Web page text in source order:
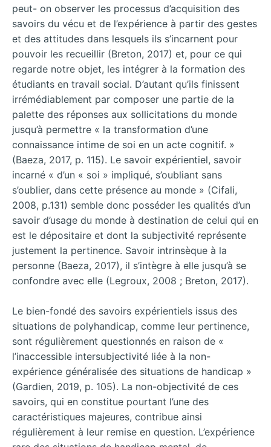
peut- on observer les processus d’acquisition des
savoirs du vécu et de l’expérience à partir des gestes
et des attitudes dans lesquels ils s’incarnent pour
pouvoir les recueillir (Breton, 2017) et, pour ce qui
regarde notre objet, les intégrer à la formation des
étudiants en travail social. D’autant qu’ils finissent
irrémédiablement par composer une partie de la
palette des réponses aux sollicitations du monde
jusqu’à permettre « la transformation d’une
connaissance intime de soi en un acte cognitif. »
(Baeza, 2017, p. 115). Le savoir expérientiel, savoir
incarné « d’un « soi » impliqué, s’oubliant sans
s’oublier, dans cette présence au monde » (Cifali,
2008, p.131) semble donc posséder les qualités d’un
savoir d’usage du monde à destination de celui qui en
est le dépositaire et dont la subjectivité représente
justement la pertinence. Savoir intrinsèque à la
personne (Baeza, 2017), il s’intègre à elle jusqu’à se
confondre avec elle (Legroux, 2008 ; Breton, 2017).
Le bien-fondé des savoirs expérientiels issus des
situations de polyhandicap, comme leur pertinence,
sont régulièrement questionnés en raison de «
l’inaccessible intersubjectivité liée à la non-
expérience généralisée des situations de handicap »
(Gardien, 2019, p. 105). La non-objectivité de ces
savoirs, qui en constitue pourtant l’une des
caractéristiques majeures, contribue ainsi
régulièrement à leur remise en question. L’expérience